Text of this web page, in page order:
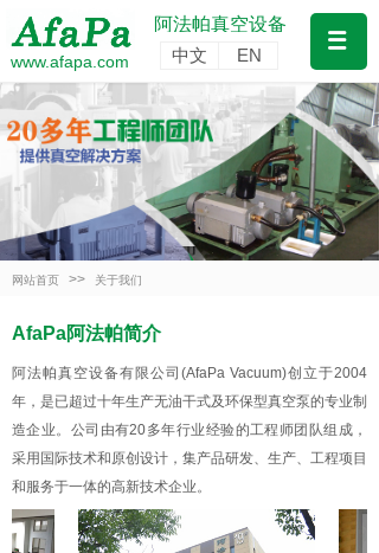
网站首页 >> 关于我们
AfaPa阿法帕简介
阿法帕真空设备有限公司(AfaPa Vacuum)创立于2004
年，是已超过十年生产无油干式及环保型真空泵的专业制
造企业。公司由有20多年行业经验的工程师团队组成，
采用国际技术和原创设计，集产品研发、生产、工程项目
和服务于一体的高新技术企业。
公司现有上海中心、上海工程服务基地、江苏扬州基地和
盐城基地，是国内实力较强的真空企业。
EN
中文
www.afapa.com
阿法帕真空设备